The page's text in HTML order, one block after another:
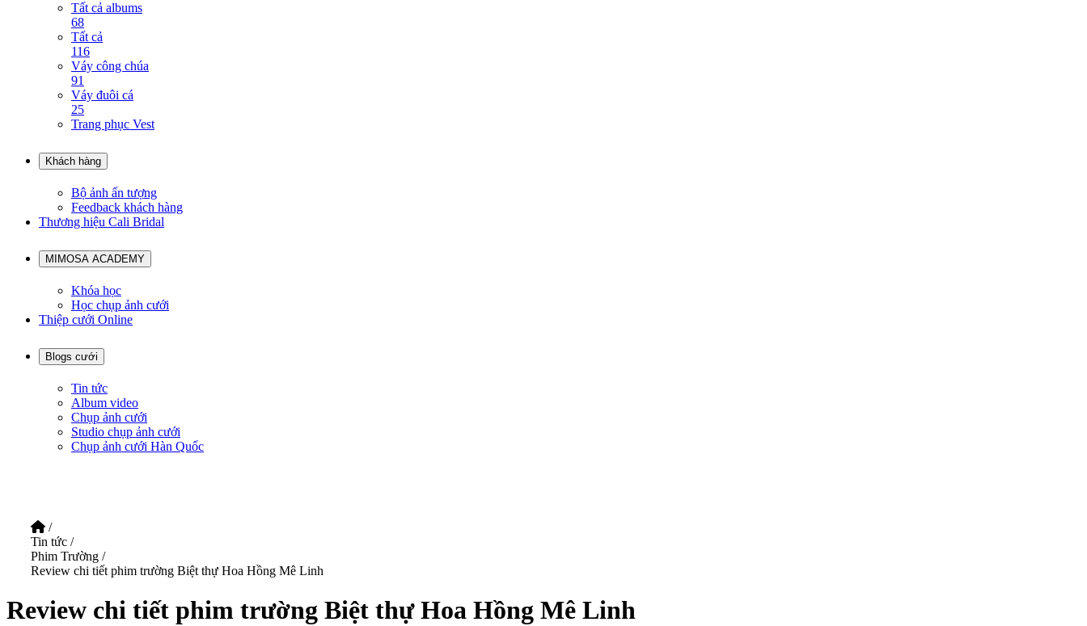
Tất cả albums
68
Tất cả
116
Váy công chúa
91
Váy đuôi cá
25
Trang phục Vest
Khách hàng
Bộ ảnh ấn tượng
Feedback khách hàng
Thương hiệu Cali Bridal
MIMOSA ACADEMY
Khóa học
Học chụp ảnh cưới
Thiệp cưới Online
Blogs cưới
Tin tức
Album video
Chụp ảnh cưới
Studio chụp ảnh cưới
Chụp ảnh cưới Hàn Quốc
/
Tin tức /
Phim Trường /
Review chi tiết phim trường Biệt thự Hoa Hồng Mê Linh
Review chi tiết phim trường Biệt thự Hoa Hồng Mê Linh